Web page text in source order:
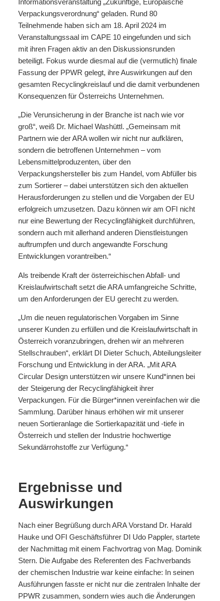
Informationsveranstaltung „Zukünftige, Europäische
Verpackungsverordnung“ geladen. Rund 80
Teilnehmende haben sich am 18. April 2024 im
Veranstaltungssaal im CAPE 10 eingefunden und sich
mit ihren Fragen aktiv an den Diskussionsrunden
beteiligt. Fokus wurde diesmal auf die (vermutlich) finale
Fassung der PPWR gelegt, ihre Auswirkungen auf den
gesamten Recyclingkreislauf und die damit verbundenen
Konsequenzen für Österreichs Unternehmen.
„Die Verunsicherung in der Branche ist nach wie vor
groß“, weiß Dr. Michael Washüttl. „Gemeinsam mit
Partnern wie der ARA wollen wir nicht nur aufklären,
sondern die betroffenen Unternehmen – vom
Lebensmittelproduzenten, über den
Verpackungshersteller bis zum Handel, vom Abfüller bis
zum Sortierer – dabei unterstützen sich den aktuellen
Herausforderungen zu stellen und die Vorgaben der EU
erfolgreich umzusetzen. Dazu können wir am OFI nicht
nur eine Bewertung der Recyclingfähigkeit durchführen,
sondern auch mit allerhand anderen Dienstleistungen
auftrumpfen und durch angewandte Forschung
Entwicklungen vorantreiben.“
Als treibende Kraft der österreichischen Abfall- und
Kreislaufwirtschaft setzt die ARA umfangreiche Schritte,
um den Anforderungen der EU gerecht zu werden.
„Um die neuen regulatorischen Vorgaben im Sinne
unserer Kunden zu erfüllen und die Kreislaufwirtschaft in
Österreich voranzubringen, drehen wir an mehreren
Stellschrauben“, erklärt DI Dieter Schuch, Abteilungsleiter
Forschung und Entwicklung in der ARA. „Mit ARA
Circular Design unterstützen wir unsere Kund*innen bei
der Steigerung der Recyclingfähigkeit ihrer
Verpackungen. Für die Bürger*innen vereinfachen wir die
Sammlung. Darüber hinaus erhöhen wir mit unserer
neuen Sortieranlage die Sortierkapazität und -tiefe in
Österreich und stellen der Industrie hochwertige
Sekundärrohstoffe zur Verfügung.“
Ergebnisse und
Auswirkungen
Nach einer Begrüßung durch ARA Vorstand Dr. Harald
Hauke und OFI Geschäftsführer DI Udo Pappler, startete
der Nachmittag mit einem Fachvortrag von Mag. Dominik
Stern. Die Aufgabe des Referenten des Fachverbands
der chemischen Industrie war keine einfache: In seinen
Ausführungen fasste er nicht nur die zentralen Inhalte der
PPWR zusammen, sondern wies auch die Änderungen